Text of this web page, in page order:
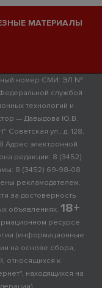
МАТЕРИАЛЫ
номер СМИ: ЭЛ №
службой
технологий и
— Давыдова Ю.В.
ул., д. 128,
Адрес электронной
редакции: 8 (3452)
8 (3452) 69-98-08
рекламодателем.
за достоверность
объявлениях. 18+
ресурсе
(информационные
на основе сбора,
относящихся к
находящихся на